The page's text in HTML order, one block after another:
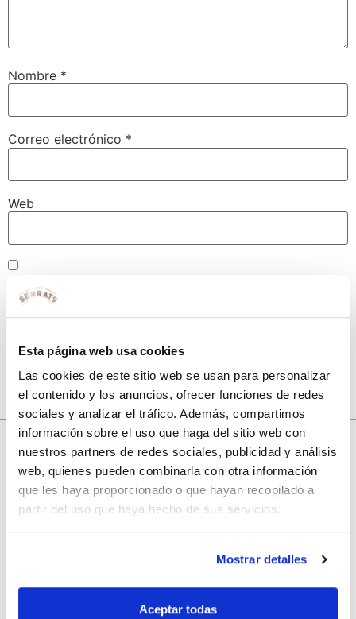
Esta página web usa cookies
Las cookies de este sitio web se usan para personalizar
el contenido y los anuncios, ofrecer funciones de redes
sociales y analizar el tráfico. Además, compartimos
información sobre el uso que haga del sitio web con
nuestros partners de redes sociales, publicidad y análisis
web, quienes pueden combinarla con otra información
que les haya proporcionado o que hayan recopilado a
partir del uso que haya hecho de sus servicios.
Mostrar detalles
Aceptar todas
Nombre *
Correo electrónico *
Web
navegador para la próxima vez que comente.
10% de descuento
con tu primera compra.
en tu primera compra.